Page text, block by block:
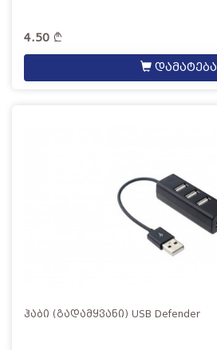
4.50
დამატება
ჰაბი (გადამყვანი) USB Defender